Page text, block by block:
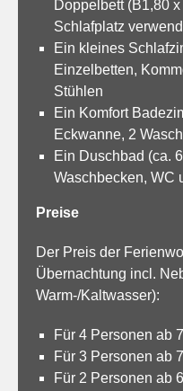
Doppelbett (B1,80
Schlafplatz
Ein kleines
Einzelbetten,
Stühlen
Ein Komfort
Eckwanne, 2
Ein Duschbad (ca.
Waschbecken, WC
Preise
Der Preis der
Übernachtung incl.
Warm-/Kaltwasser):
Für 4 Personen ab
Für 3 Personen ab
Für 2 Personen ab